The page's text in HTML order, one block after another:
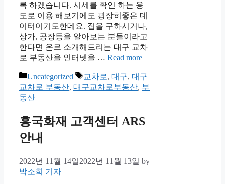
록 하겠습니다. 시세를 확인 하는 용
도로 이용 해보기에도 굉장히좋은 데
이터이기도한데요. 집을 구하시거나,
상가, 공장등을 알아보는 분들이라고
한다면 온르 소개해드리는 대구 교차
로 부동산을 인터넷을 … Read more
Categories
Uncategorized Tags
교차로, 대구, 대구
교차로 부동산, 대구교차로부동산, 부
동산
흥국화재 고객센터 ARS
안내
2022년 11월 14일2022년 11월 13일 by
박소희 기자